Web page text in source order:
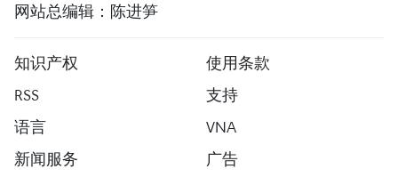
网站总编辑：陈进笋
知识产权
使用条款
RSS
支持
语言
VNA
新闻服务
广告